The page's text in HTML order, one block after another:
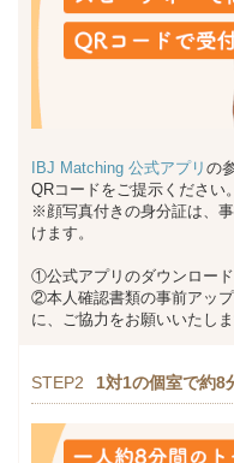
IBJ Matching 公式アプリ の
QRコードをご提示ください。
※顔写真付きの身分証は、
けます。
①公式アプリのダウンロード
②本人確認書類の事前アッ
に、ご協力をお願いいたしま
STEP2 1対1の個室で約8